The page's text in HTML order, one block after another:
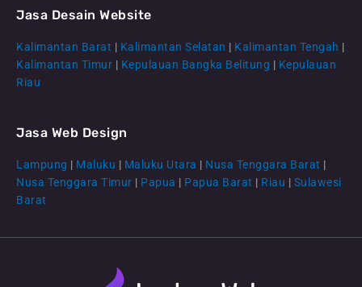
CS Lenteraweb
Jasa Desain Website
Kalimantan Barat | Kalimantan Selatan | Kalimantan Tengah |
Kalimantan Timur | Kepulauan Bangka Belitung | Kepulauan
Riau
Jasa Web Design
Lampung | Maluku | Maluku Utara | Nusa Tenggara Barat |
Nusa Tenggara Timur | Papua | Papua Barat | Riau | Sulawesi
Barat